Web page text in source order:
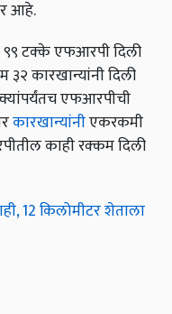
आहे.
९९ टक्के एफआरपी दिली
कारखान्यांनी दिली
एफआरपीची
कारखान्यांनीएकरकमी
काही रक्कम दिली
12 किलोमीटर शेताला